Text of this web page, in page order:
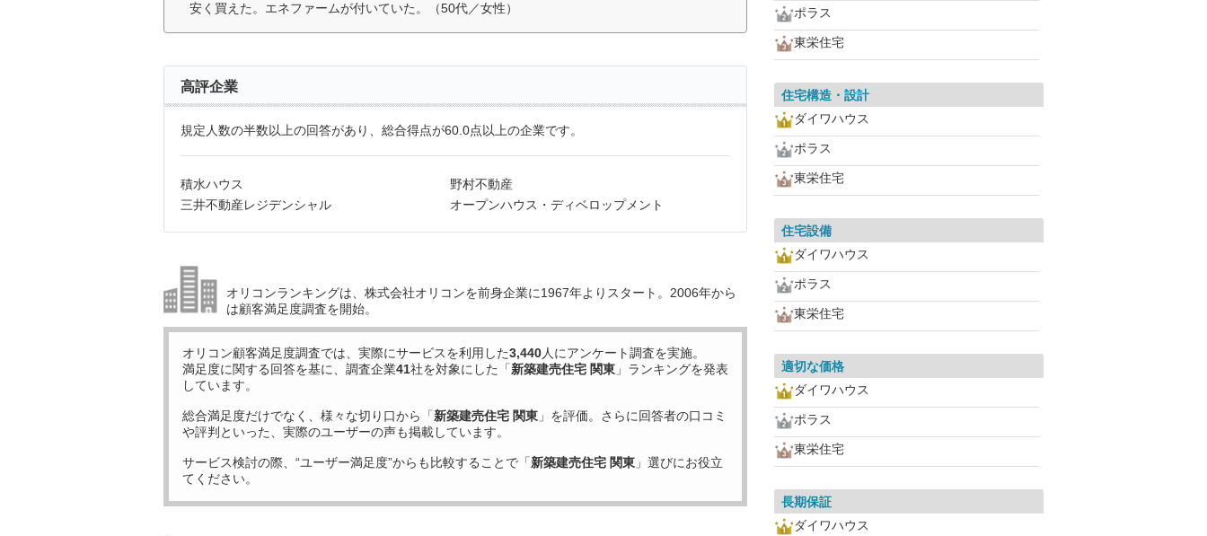
安く買えた。エネファームが付いていた。（50代／女性）
高評企業
規定人数の半数以上の回答があり、総合得点が60.0点以上の企業です。
積水ハウス
野村不動産
三井不動産レジデンシャル
オープンハウス・ディベロップメント
オリコンランキングは、株式会社オリコンを前身企業に1967年よりスタート。2006年から
は顧客満足度調査を開始。
オリコン顧客満足度調査では、実際にサービスを利用した3,440人にアンケート調査を実施。
満足度に関する回答を基に、調査企業41社を対象にした「新築建売住宅 関東 」ランキングを発表
しています。
総合満足度だけでなく、様々な切り口から「新築建売住宅 関東 」を評価。さらに回答者の口コミ
や評判といった、実際のユーザーの声も掲載しています。
サービス検討の際、“ユーザー満足度”からも比較することで「新築建売住宅 関東 」選びにお役立
てください。
ポラス
東栄住宅
住宅構造・設計
ダイワハウス
ポラス
東栄住宅
住宅設備
ダイワハウス
ポラス
東栄住宅
適切な価格
ダイワハウス
ポラス
東栄住宅
長期保証
ダイワハウス